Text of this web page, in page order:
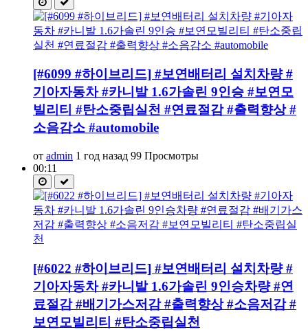
[#6099 #하이브리드] #보연배터리 설치차량 #
기아자동차 #카니발 1.6가솔린 9인승 #보연모
빌리티 #탄소중립실천 #연료절감 #출력향상 #
소음감소 #automobile
от admin 1 год назад 99 Просмотры
00:11
[#6022 #하이브리드] #보연배터리 설치차량 #
기아자동차 #카니발 1.6가솔린 9인승차량 #연
료절감 #배기가스저감 #출력향상 #소음저감 #
보연모빌리티 #탄소중립실천